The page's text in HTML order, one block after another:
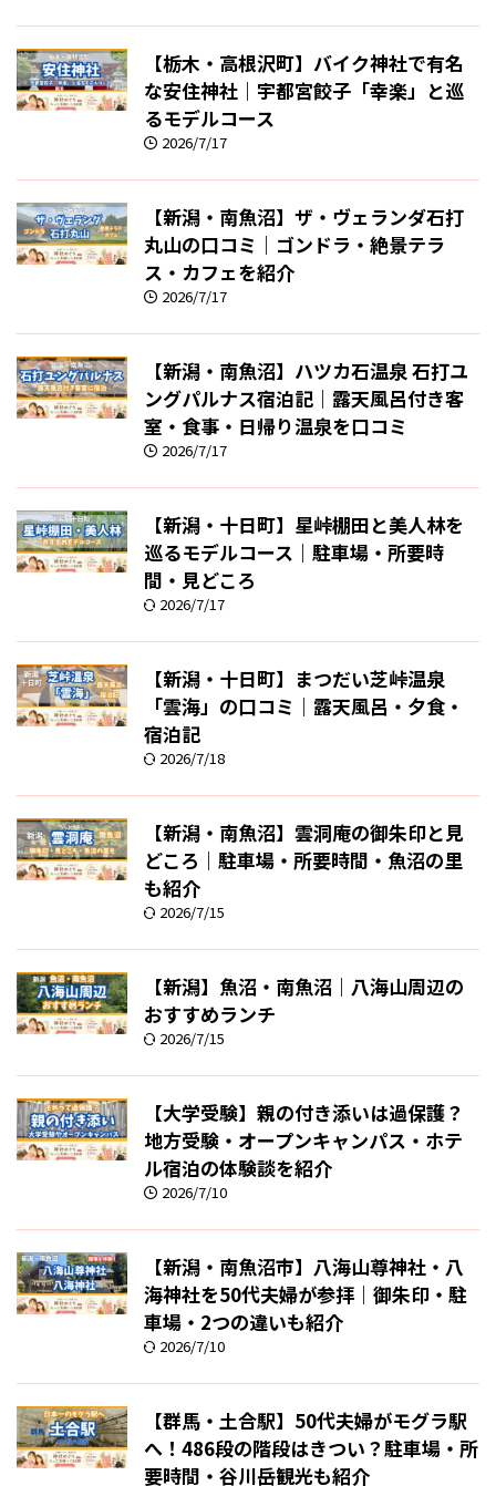
【栃木・高根沢町】バイク神社で有名
な安住神社｜宇都宮餃子「幸楽」と巡
るモデルコース
2026/7/17
【新潟・南魚沼】ザ・ヴェランダ石打
丸山の口コミ｜ゴンドラ・絶景テラ
ス・カフェを紹介
2026/7/17
【新潟・南魚沼】ハツカ石温泉 石打ユ
ングパルナス宿泊記｜露天風呂付き客
室・食事・日帰り温泉を口コミ
2026/7/17
【新潟・十日町】星峠棚田と美人林を
巡るモデルコース｜駐車場・所要時
間・見どころ
2026/7/17
【新潟・十日町】まつだい芝峠温泉
「雲海」の口コミ｜露天風呂・夕食・
宿泊記
2026/7/18
【新潟・南魚沼】雲洞庵の御朱印と見
どころ｜駐車場・所要時間・魚沼の里
も紹介
2026/7/15
【新潟】魚沼・南魚沼｜八海山周辺の
おすすめランチ
2026/7/15
【大学受験】親の付き添いは過保護？
地方受験・オープンキャンパス・ホテ
ル宿泊の体験談を紹介
2026/7/10
【新潟・南魚沼市】八海山尊神社・八
海神社を50代夫婦が参拝｜御朱印・駐
車場・2つの違いも紹介
2026/7/10
【群馬・土合駅】50代夫婦がモグラ駅
へ！486段の階段はきつい？駐車場・所
要時間・谷川岳観光も紹介